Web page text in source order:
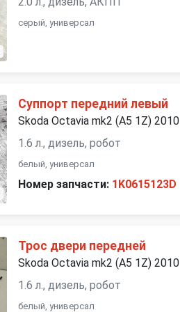
серый, универсал
Суппорт передний левый
Skoda Octavia mk2 (A5 1Z) 2010
1.6 л., дизель, робот
белый, универсал
Номер запчасти: 1K0615123D
Трос двери передней
Skoda Octavia mk2 (A5 1Z) 2010
1.6 л., дизель, робот
белый, универсал